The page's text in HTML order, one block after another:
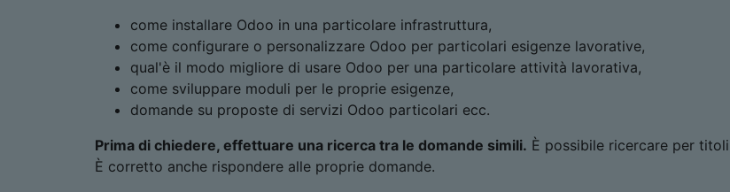
come installare Odoo in una particolare infrastruttura,
come configurare o personalizzare Odoo per particolari esigenze lavorative,
qual'è il modo migliore di usare Odoo per una particolare attività lavorativa,
come sviluppare moduli per le proprie esigenze,
domande su proposte di servizi Odoo particolari ecc.
Prima di chiedere, effettuare una ricerca tra le domande simili. È possibile ricercare per
È corretto anche rispondere alle proprie domande.